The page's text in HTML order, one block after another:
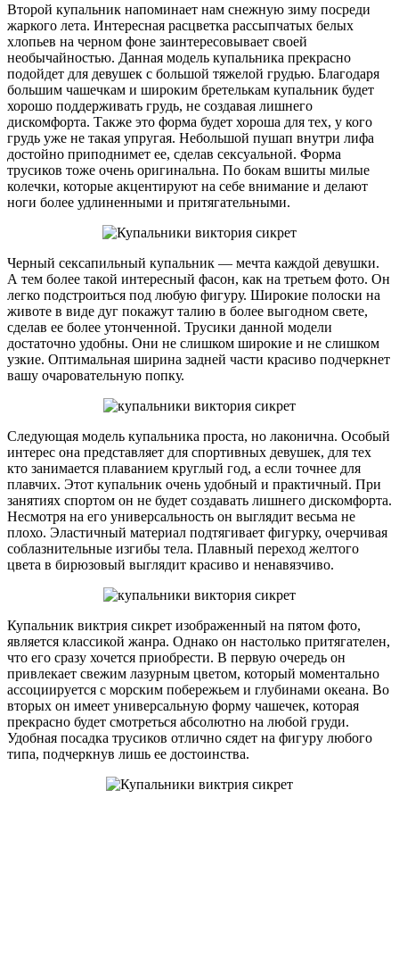
Второй купальник напоминает нам снежную зиму посреди
жаркого лета. Интересная расцветка рассыпчатых белых
хлопьев на черном фоне заинтересовывает своей
необычайностью. Данная модель купальника прекрасно
подойдет для девушек с большой тяжелой грудью. Благодаря
большим чашечкам и широким бретелькам купальник будет
хорошо поддерживать грудь, не создавая лишнего
дискомфорта. Также это форма будет хороша для тех, у кого
грудь уже не такая упругая. Небольшой пушап внутри лифа
достойно приподнимет ее, сделав сексуальной. Форма
трусиков тоже очень оригинальна. По бокам вшиты милые
колечки, которые акцентируют на себе внимание и делают
ноги более удлиненными и притягательными.
Черный сексапильный купальник — мечта каждой девушки.
А тем более такой интересный фасон, как на третьем фото. Он
легко подстроиться под любую фигуру. Широкие полоски на
животе в виде дуг покажут талию в более выгодном свете,
сделав ее более утонченной. Трусики данной модели
достаточно удобны. Они не слишком широкие и не слишком
узкие. Оптимальная ширина задней части красиво подчеркнет
вашу очаровательную попку.
Следующая модель купальника проста, но лаконична. Особый
интерес она представляет для спортивных девушек, для тех
кто занимается плаванием круглый год, а если точнее для
плавчих. Этот купальник очень удобный и практичный. При
занятиях спортом он не будет создавать лишнего дискомфорта.
Несмотря на его универсальность он выглядит весьма не
плохо. Эластичный материал подтягивает фигурку, очерчивая
соблазнительные изгибы тела. Плавный переход желтого
цвета в бирюзовый выглядит красиво и ненавязчиво.
Купальник виктрия сикрет изображенный на пятом фото,
является классикой жанра. Однако он настолько притягателен,
что его сразу хочется приобрести. В первую очередь он
привлекает свежим лазурным цветом, который моментально
ассоциируется с морским побережьем и глубинами океана. Во
вторых он имеет универсальную форму чашечек, которая
прекрасно будет смотреться абсолютно на любой груди.
Удобная посадка трусиков отлично сядет на фигуру любого
типа, подчеркнув лишь ее достоинства.